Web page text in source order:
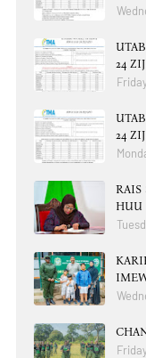
24
24
RAIS
HUU